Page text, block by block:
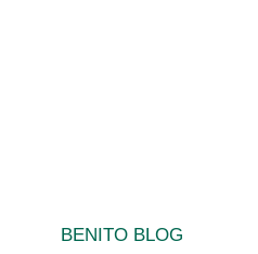
BENITO BLOG